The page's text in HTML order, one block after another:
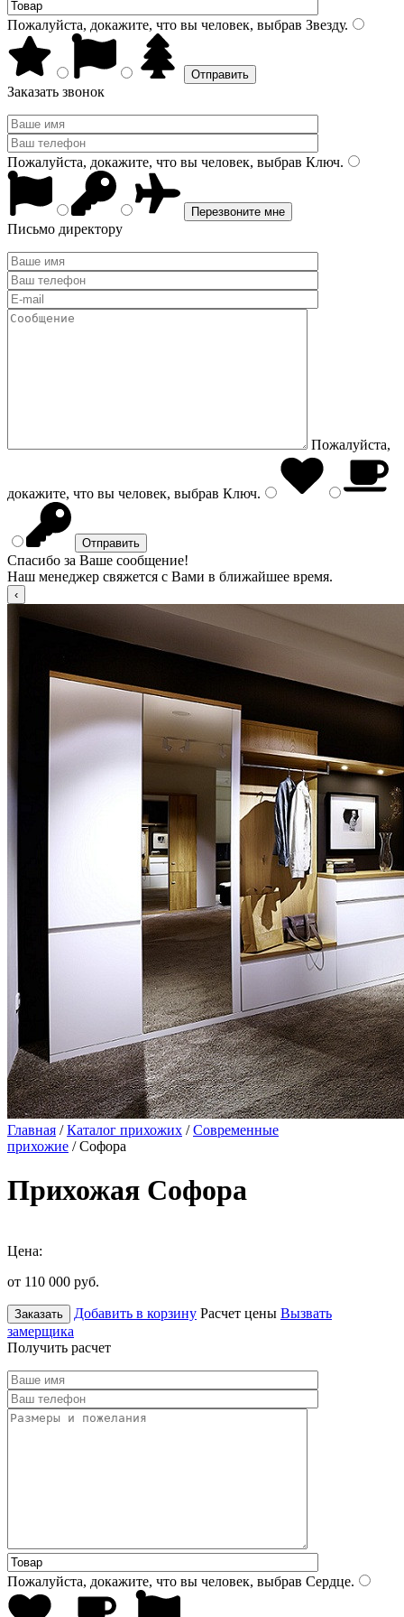
Пожалуйста, докажите, что вы человек, выбрав Звезду.
Заказать звонок
Пожалуйста, докажите, что вы человек, выбрав Ключ.
Письмо директору
Пожалуйста,
докажите, что вы человек, выбрав Ключ.
Спасибо за Ваше сообщение!
Наш менеджер свяжется с Вами в ближайшее время.
Главная /Каталог прихожих /Современные
прихожие / Софора
Прихожая Софора
Цена:
от 110 000 руб.
Заказать Добавить в корзину Расчет цены Вызвать
замерщика
Получить расчет
Пожалуйста, докажите, что вы человек, выбрав Сердце.